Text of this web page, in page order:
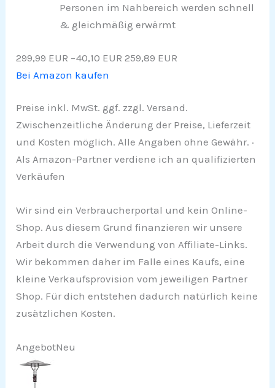
Personen im Nahbereich werden schnell
& gleichmäßig erwärmt
299,99 EUR −40,10 EUR 259,89 EUR
Bei Amazon kaufen
Preise inkl. MwSt. ggf. zzgl. Versand.
Zwischenzeitliche Änderung der Preise, Lieferzeit
und Kosten möglich. Alle Angaben ohne Gewähr. ·
Als Amazon-Partner verdiene ich an qualifizierten
Verkäufen
Wir sind ein Verbraucherportal und kein Online-
Shop. Aus diesem Grund finanzieren wir unsere
Arbeit durch die Verwendung von Affiliate-Links.
Wir bekommen daher im Falle eines Kaufs, eine
kleine Verkaufsprovision vom jeweiligen Partner
Shop. Für dich entstehen dadurch natürlich keine
zusätzlichen Kosten.
AngebotNeu